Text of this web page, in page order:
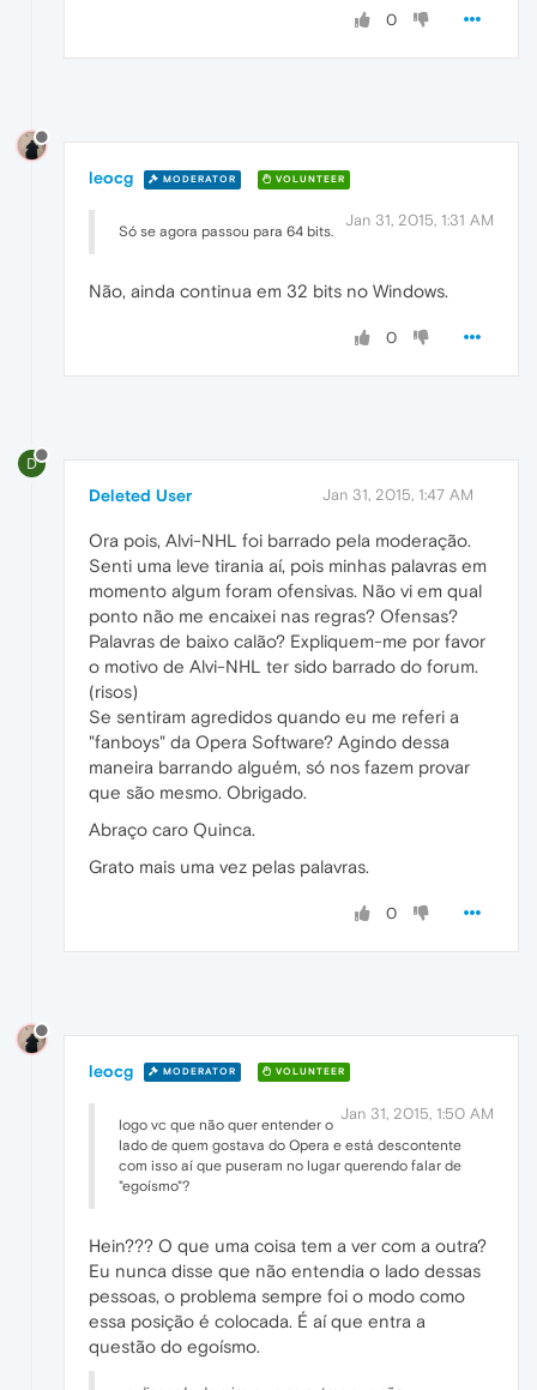
0
leocg MODERATOR VOLUNTEER
Jan 31, 2015, 1:31 AM
Só se agora passou para 64 bits.
Não, ainda continua em 32 bits no Windows.
0
D
Deleted User Jan 31, 2015, 1:47 AM
Ora pois, Alvi-NHL foi barrado pela moderação.
Senti uma leve tirania aí, pois minhas palavras em
momento algum foram ofensivas. Não vi em qual
ponto não me encaixei nas regras? Ofensas?
Palavras de baixo calão? Expliquem-me por favor
o motivo de Alvi-NHL ter sido barrado do forum.
(risos)
Se sentiram agredidos quando eu me referi a
"fanboys" da Opera Software? Agindo dessa
maneira barrando alguém, só nos fazem provar
que são mesmo. Obrigado.
Abraço caro Quinca.
Grato mais uma vez pelas palavras.
0
leocg MODERATOR VOLUNTEER
Jan 31, 2015, 1:50 AM
logo vc que não quer entender o
lado de quem gostava do Opera e está descontente
com isso aí que puseram no lugar querendo falar de
"egoísmo"?
Hein??? O que uma coisa tem a ver com a outra?
Eu nunca disse que não entendia o lado dessas
pessoas, o problema sempre foi o modo como
essa posição é colocada. É aí que entra a
questão do egoísmo.